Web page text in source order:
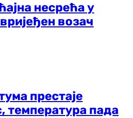
несрећа у
возач
престаје
температура пада